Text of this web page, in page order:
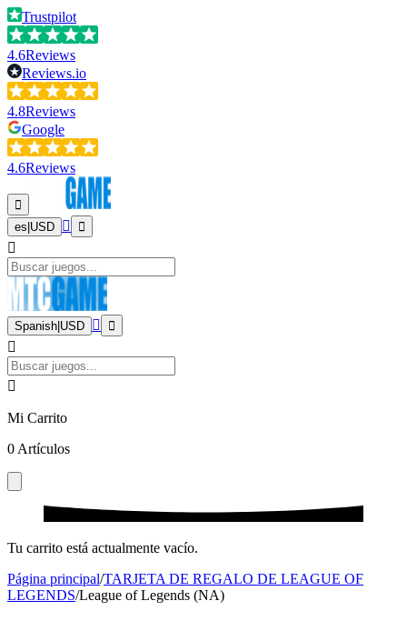
Trustpilot
4.6Reviews
Reviews.io
4.8Reviews
Google
4.6Reviews
es USD
Spanish USD
Mi Carrito
0 Artículos
Tu carrito está actualmente vacío.
Página principal/TARJETA DE REGALO DE LEAGUE OF
LEGENDS/League of Legends (NA)